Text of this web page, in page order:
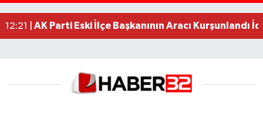
12:21 | AK Parti Eski İlçe Başkanının Aracı Kurşunlandı